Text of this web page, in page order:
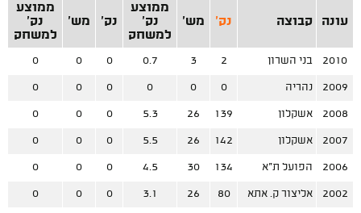
עונה קבוצה נק' מש'
ממוצע
נק'
למשחק
נק' מש'
ממוצע
נק'
למשחק
2010 בני השרון 2
3
0.7
0
0
0
2009 נהריה 0
0
0
0
0
0
2008 אשקלון 139
26
5.3
0
0
0
2007 אשקלון 142
26
5.5
0
0
0
2006 הפועל ת"א 134
30
4.5
0
0
0
2002 אליצור ק. אתא 80
26
3.1
0
0
0